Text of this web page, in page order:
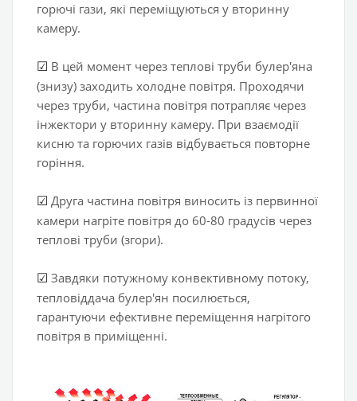
горючі гази, які переміщуються у вторинну
камеру.
☑ В цей момент через теплові труби булер'яна
(знизу) заходить холодне повітря. Проходячи
через труби, частина повітря потрапляє через
інжектори у вторинну камеру. При взаємодії
кисню та горючих газів відбувається повторне
горіння.
☑ Друга частина повітря виносить із первинної
камери нагріте повітря до 60-80 градусів через
теплові труби (згори).
☑ Завдяки потужному конвективному потоку,
тепловіддача булер'ян посилюється,
гарантуючи ефективне переміщення нагрітого
повітря в приміщенні.